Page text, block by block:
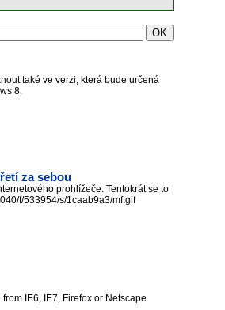
také ve verzi, která bude určená
8.
za sebou
prohlížeče. Tentokrát se to
f/533954/s/1caab9a3/mf.gif
IE6, IE7, Firefox or Netscape